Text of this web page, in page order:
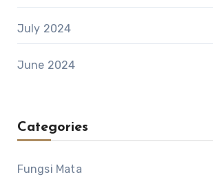
July 2024
June 2024
Categories
Fungsi Mata